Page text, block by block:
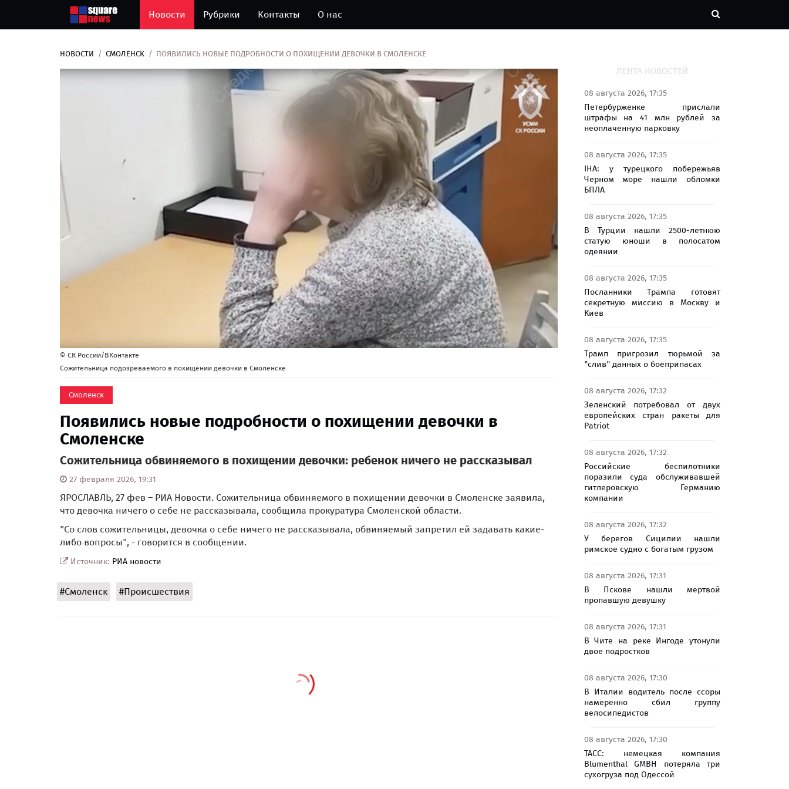
Новости Рубрики Контакты О нас
НОВОСТИ СМОЛЕНСК ПОЯВИЛИСЬ НОВЫЕ ПОДРОБНОСТИ О ПОХИЩЕНИИ ДЕВОЧКИ В СМОЛЕНСКЕ
© СК России/ВКонтакте
Сожительница подозреваемого в похищении девочки в Смоленске
Смоленск
Появились новые подробности о похищении девочки в
Смоленске
Сожительница обвиняемого в похищении девочки: ребенок ничего не рассказывал
27 февраля 2026, 19:31
ЯРОСЛАВЛЬ, 27 фев – РИА Новости. Сожительница обвиняемого в похищении девочки в Смоленске заявила,
что девочка ничего о себе не рассказывала, сообщила прокуратура Смоленской области.
"Со слов сожительницы, девочка о себе ничего не рассказывала, обвиняемый запретил ей задавать какие-
либо вопросы", - говорится в сообщении.
Источник: РИА новости
#Смоленск #Происшествия
ЛЕНТА НОВОСТЕЙ
08 августа 2026, 17:35
Петербурженке прислали
штрафы на 41 млн рублей за
неоплаченную парковку
08 августа 2026, 17:35
IHA: у турецкого побережьяв
Черном море нашли обломки
БПЛА
08 августа 2026, 17:35
В Турции нашли 2500-летнюю
статую юноши в полосатом
одеянии
08 августа 2026, 17:35
Посланники Трампа готовят
секретную миссию в Москву и
Киев
08 августа 2026, 17:35
Трамп пригрозил тюрьмой за
"слив" данных о боеприпасах
08 августа 2026, 17:32
Зеленский потребовал от двух
европейских стран ракеты для
Patriot
08 августа 2026, 17:32
Российские беспилотники
поразили суда обслуживавшей
гитлеровскую Германию
компании
08 августа 2026, 17:32
У берегов Сицилии нашли
римское судно с богатым грузом
08 августа 2026, 17:31
В Пскове нашли мертвой
пропавшую девушку
08 августа 2026, 17:31
В Чите на реке Ингоде утонули
двое подростков
08 августа 2026, 17:30
В Италии водитель после ссоры
намеренно сбил группу
велосипедистов
08 августа 2026, 17:30
ТАСС: немецкая компания
Blumenthal GMBH потеряла три
сухогруза под Одессой